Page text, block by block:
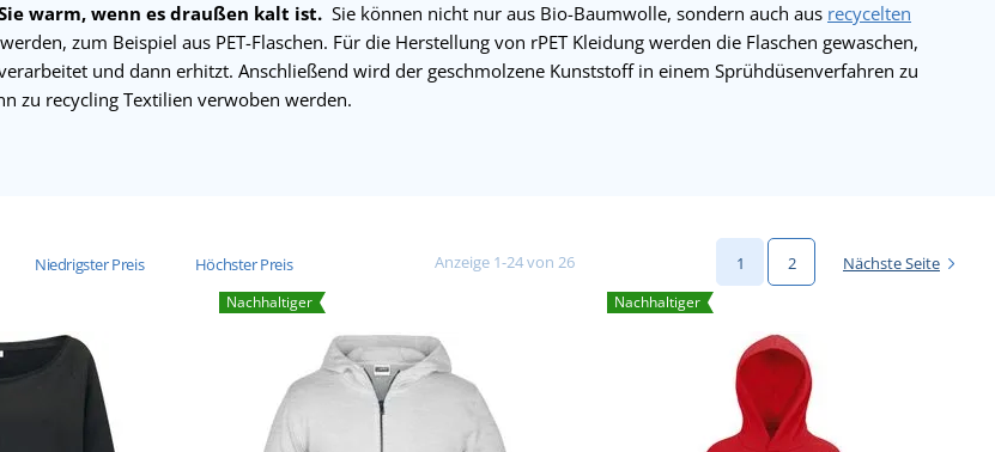
warm, wenn es draußen kalt ist. Sie können nicht nur aus Bio-Baumwolle, sondern auch aus recycelten
zum Beispiel aus PET-Flaschen. Für die Herstellung von rPET Kleidung werden die Flaschen gewaschen,
und dann erhitzt. Anschließend wird der geschmolzene Kunststoff in einem Sprühdüsenverfahren zu
zu recycling Textilien verwoben werden.
Niedrigster Preis Höchster Preis Anzeige 1-24 von 26 1 2 Nächste Seite
Nachhaltiger Nachhaltiger